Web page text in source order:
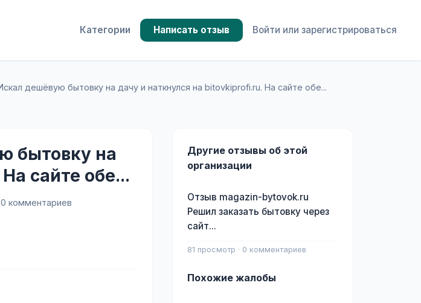
Категории Написать отзыв Войти или зарегистрироваться
дешёвую бытовку на дачу и наткнулся на bitovkiprofi.ru. На сайте обе...
бытовку на
сайте обе...
0 комментариев
Другие отзывы об этой
организации
Отзыв magazin-bytovok.ru
Решил заказать бытовку через
сайт...
81 просмотр · 0 комментариев
Похожие жалобы